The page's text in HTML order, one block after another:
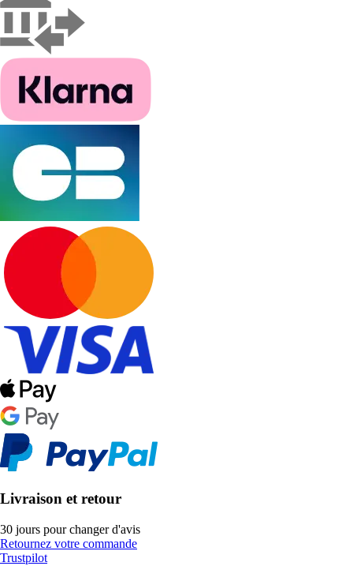
Livraison et retour
30 jours pour changer d'avis
Retournez votre commande
Trustpilot